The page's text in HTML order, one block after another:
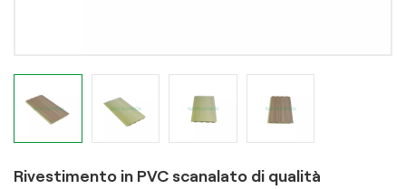
Rivestimento in PVC scanalato di qualità